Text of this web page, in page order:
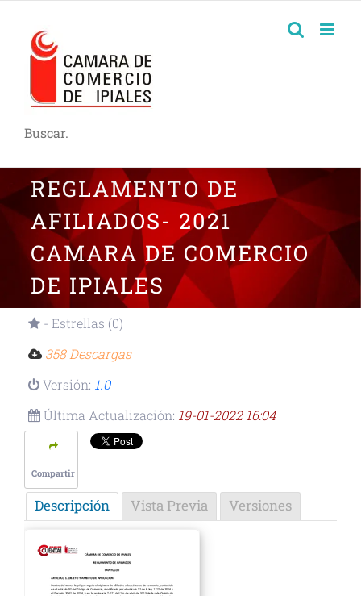
Buscar.
REGLAMENTO DE
AFILIADOS- 2021
CAMARA DE COMERCIO
DE IPIALES
- Estrellas (0)
358 Descargas
Versión: 1.0
Última Actualización: 19-01-2022 16:04
Compartir
Descripción Vista Previa Versiones